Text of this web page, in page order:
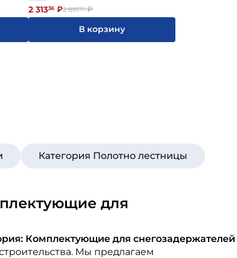
2 31336 ₽2 89170₽
В корзину
Категория Полотно лестницы
для
Комплектующие для снегозадержателей
Мы предлагаем